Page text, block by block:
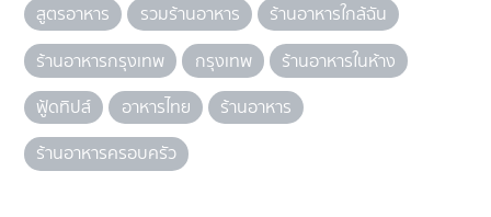
สูตรอาหาร รวมร้านอาหาร
ร้านอาหารใกล้ฉัน
ร้านอาหารกรุงเทพ
กรุงเทพ
ร้านอาหารในห้าง
ฟู้ดทิปส์
อาหารไทย
ร้านอาหาร
ร้านอาหารครอบครัว